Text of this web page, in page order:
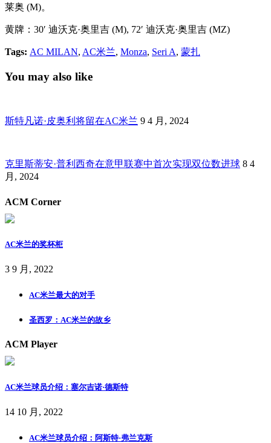
莱奥 (M)。
黄牌：30′ 迪沃克·奥里吉 (M), 72′ 迪沃克·奥里吉 (MZ)
Tags: AC MILAN, AC米兰, Monza, Seri A, 蒙扎
You may also like
斯特凡诺·皮奥利将留在AC米兰 9 4 月, 2024
克里斯蒂安·普利西奇在意甲联赛中首次实现双位数进球 8 4
月, 2024
ACM Corner
AC米兰的奖杯柜
3 9 月, 2022
AC米兰最大的对手
圣西罗：AC米兰的故乡
ACM Player
AC米兰球员介绍：塞尔吉诺·德斯特
14 10 月, 2022
AC米兰球员介绍：阿斯特·弗兰克斯